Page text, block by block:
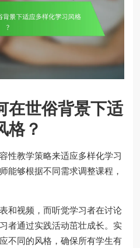
在世俗背景下适
格？
性教学策略来适应多样化学习
能够根据不同需求调整课程，
和视频，而听觉学习者在讨论
者通过实践活动茁壮成长。实
不同的风格，确保所有学生有